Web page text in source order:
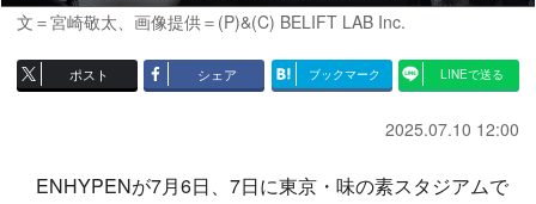
文＝宮崎敬太、画像提供＝(P)&(C) BELIFT LAB Inc.
ポスト シェア ブックマーク LINEで送る
2025.07.10 12:00
ENHYPENが7月6日、7日に東京・味の素スタジアムで